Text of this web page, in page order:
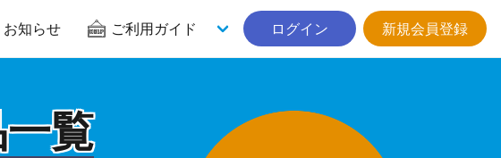
お知らせ ご利用ガイド ログイン 新規会員登録
覧